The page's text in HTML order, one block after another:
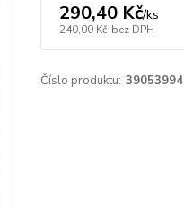
290,40 Kč/ks
240,00 Kč bez DPH
Číslo produktu: